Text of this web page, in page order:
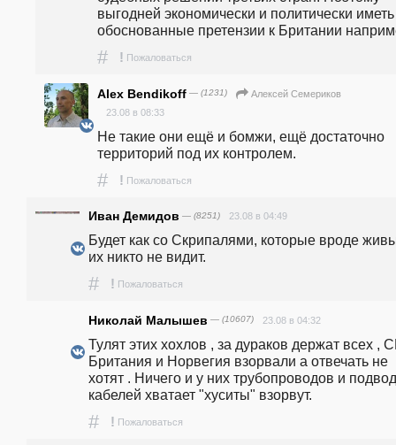
выгодней экономически и политически иметь
обоснованные претензии к Британии
# ! Пожаловаться
Alex Bendikoff — (1231)
Алексей Семериков
23.08 в 08:33
Не такие они ещё и бомжи, ещё достаточно
территорий под их контролем.
# ! Пожаловаться
Иван Демидов — (8251) 23.08 в 04:49
Будет как со Скрипалями, которые вроде
их никто не видит.
# ! Пожаловаться
Николай Малышев — (10607) 23.08 в 04:32
Тулят этих хохлов , за дураков держат всех ,
Британия и Норвегия взорвали а отвечать не
хотят . Ничего и у них трубопроводов и
кабелей хватает "хуситы" взорвут.
# ! Пожаловаться